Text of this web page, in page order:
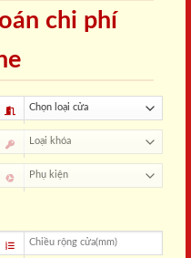
chi phí